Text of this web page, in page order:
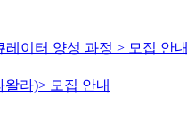
이터 양성 과정 > 모집 안내
라)> 모집 안내